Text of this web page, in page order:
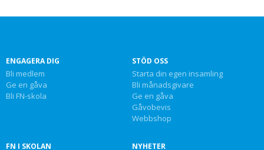
ENGAGERA DIG
Bli medlem
Ge en gåva
Bli FN-skola
STÖD OSS
Starta din egen insamling
Bli månadsgivare
Ge en gåva
Gåvobevis
Webbshop
FN I SKOLAN NYHETER